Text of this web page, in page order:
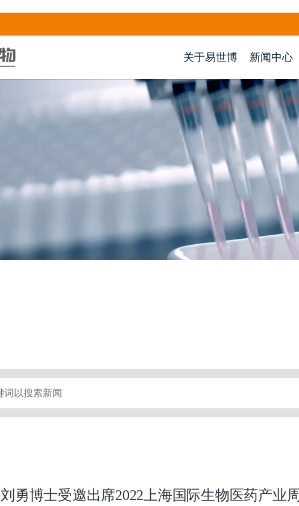
关于易世博 新闻中心
刘勇博士受邀出席2022上海国际生物医药产业